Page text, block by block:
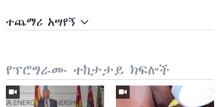
ተጨማሪ አሣየኝ
የፕሮግራሙ ተከታታይ ክፍሎች